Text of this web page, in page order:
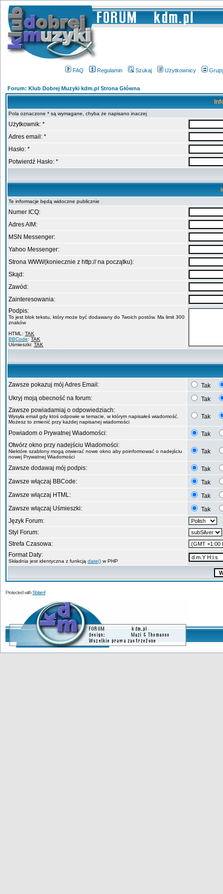
FAQ Regulamin Szukaj Użytkownicy
Forum: Klub Dobrej Muzyki kdm.pl Strona Główna
Pola oznaczone * są wymagane, chyba że napisano inaczej
Użytkownik: *
Adres email: *
Hasło: *
Potwierdź Hasło: *
Te informacje będą widoczne publicznie
Numer ICQ:
Adres AIM:
MSN Messenger:
Yahoo Messenger:
Strona WWW(koniecznie z http:// na początku):
Skąd:
Zawód:
Zainteresowania:
Podpis:
To jest blok tekstu, który może być dodawany do Twoich postów. Ma limit 300
znaków
HTML: TAK
BBCode: TAK
Uśmieszki: TAK
Zawsze pokazuj mój Adres Email:
Tak
Ukryj moją obecność na forum:
Tak
Zawsze powiadamiaj o odpowiedziach:
Wysyła email gdy ktoś odpowie w temacie, w którym napisałeś wiadomość.
Możesz to zmienić przy każdej napisanej wiadomości
Tak
Powiadom o Prywatnej Wiadomości:
Tak
Otwórz okno przy nadejściu Wiadomości:
Niektóre szablony mogą otwierać nowe okno aby poinformować o nadejściu
nowej Prywatnej Wiadomości
Tak
Zawsze dodawaj mój podpis:
Tak
Zawsze włączaj BBCode:
Tak
Zawsze włączaj HTML:
Tak
Zawsze włączaj Uśmieszki:
Tak
Język Forum:
Styl Forum:
Strefa Czasowa:
Format Daty:
Składnia jest identyczna z funkcją date() w PHP
Protected withSblam!